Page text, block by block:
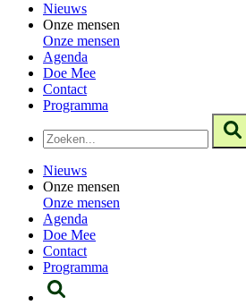
Nieuws
Onze mensen
Onze mensen
Agenda
Doe Mee
Contact
Programma
Nieuws
Onze mensen
Onze mensen
Agenda
Doe Mee
Contact
Programma